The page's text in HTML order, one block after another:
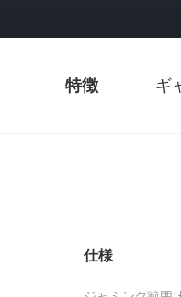
特徴 ギ
仕様